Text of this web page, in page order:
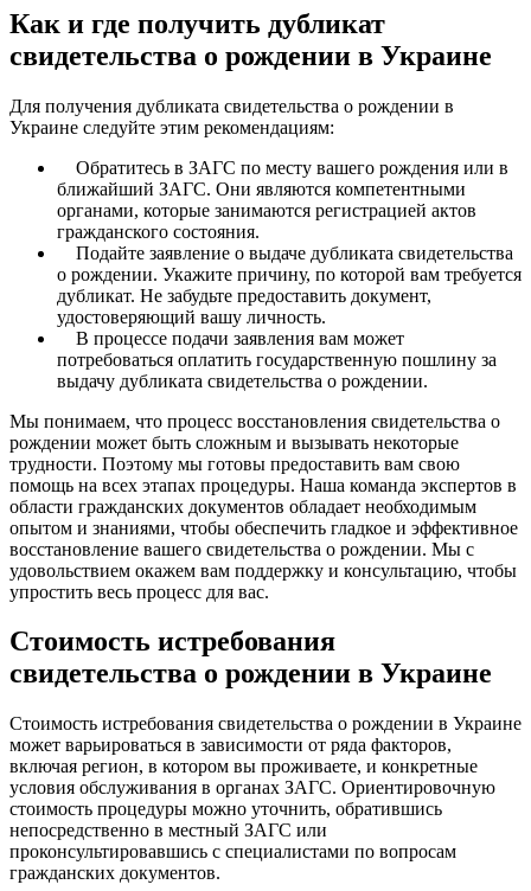
Как и где получить дубликат
свидетельства о рождении в Украине
Для получения дубликата свидетельства о рождении в
Украине следуйте этим рекомендациям:
Обратитесь в ЗАГС по месту вашего рождения или в
ближайший ЗАГС. Они являются компетентными
органами, которые занимаются регистрацией актов
гражданского состояния.
Подайте заявление о выдаче дубликата свидетельства
о рождении. Укажите причину, по которой вам требуется
дубликат. Не забудьте предоставить документ,
удостоверяющий вашу личность.
В процессе подачи заявления вам может
потребоваться оплатить государственную пошлину за
выдачу дубликата свидетельства о рождении.
Мы понимаем, что процесс восстановления свидетельства о
рождении может быть сложным и вызывать некоторые
трудности. Поэтому мы готовы предоставить вам свою
помощь на всех этапах процедуры. Наша команда экспертов в
области гражданских документов обладает необходимым
опытом и знаниями, чтобы обеспечить гладкое и эффективное
восстановление вашего свидетельства о рождении. Мы с
удовольствием окажем вам поддержку и консультацию, чтобы
упростить весь процесс для вас.
Стоимость истребования
свидетельства о рождении в Украине
Стоимость истребования свидетельства о рождении в Украине
может варьироваться в зависимости от ряда факторов,
включая регион, в котором вы проживаете, и конкретные
условия обслуживания в органах ЗАГС. Ориентировочную
стоимость процедуры можно уточнить, обратившись
непосредственно в местный ЗАГС или
проконсультировавшись с специалистами по вопросам
гражданских документов.